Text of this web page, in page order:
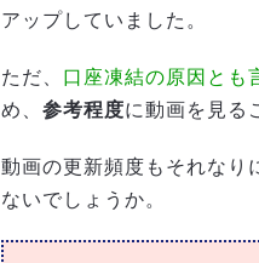
アップしていました。
ただ、 口座凍結の原因とも
め、 参考程度に動画を見る
動画の更新頻度もそれなり
ないでしょうか。